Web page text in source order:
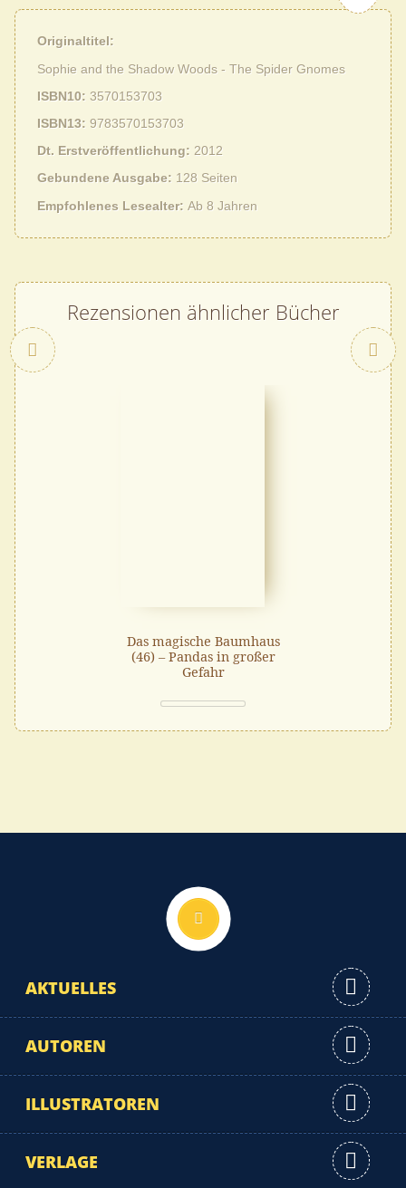
Originaltitel
Sophie and the Shadow Woods - The Spider Gnomes
ISBN10
3570153703
ISBN13 9783570153703
Dt. Erstveröffentlichung
2012
Gebundene Ausgabe
128 Seiten
Empfohlenes Lesealter Ab 8 Jahren
Rezensionen ähnlicher Bücher
Das magische Baumhaus
(46) – Pandas in großer
Gefahr
AKTUELLES
AUTOREN
ILLUSTRATOREN
VERLAGE